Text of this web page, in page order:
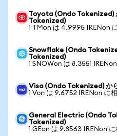
Toyota (Ondo Tokenized)
Tokenized)
1 TMon は 4.9995 IRENon
Snowflake (Ondo
Tokenized)
1 SNOWon は 8.3551
Visa (Ondo Tokenized) か
1 Von は 9.6752 IRENon に
General Electric (Ondo
Tokenized)
1 GEon は 9.8563 IRENon に